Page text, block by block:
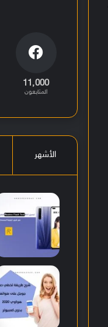
11٬000
المتابعون
الأشهر